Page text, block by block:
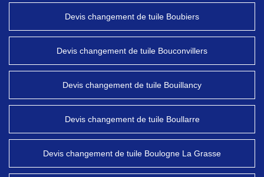
Devis changement de tuile Boubiers
Devis changement de tuile Bouconvillers
Devis changement de tuile Bouillancy
Devis changement de tuile Boullarre
Devis changement de tuile Boulogne La Grasse